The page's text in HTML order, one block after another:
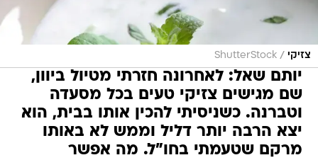
צזיקי /
ShutterStock
יותם שאל: לאחרונה חזרתי מטיול ביוון,
שם מגישים צזיקי טעים בכל מסעדה
וטברנה. כשניסיתי להכין אותו בבית, הוא
יצא הרבה יותר דליל וממש לא באותו
מרקם שטעמתי בחו"ל. מה אפשר